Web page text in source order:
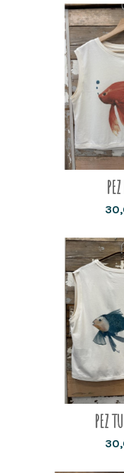
PEZ